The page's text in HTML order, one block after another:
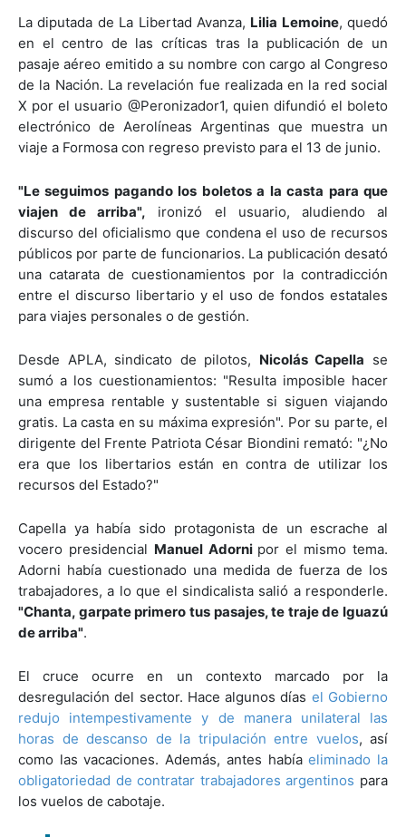
La diputada de La Libertad Avanza, Lilia Lemoine, quedó
en el centro de las críticas tras la publicación de un
pasaje aéreo emitido a su nombre con cargo al Congreso
de la Nación. La revelación fue realizada en la red social
X por el usuario @Peronizador1, quien difundió el boleto
electrónico de Aerolíneas Argentinas que muestra un
viaje a Formosa con regreso previsto para el 13 de junio.
"Le seguimos pagando los boletos a la casta para que
viajen de arriba", ironizó el usuario, aludiendo al
discurso del oficialismo que condena el uso de recursos
públicos por parte de funcionarios. La publicación desató
una catarata de cuestionamientos por la contradicción
entre el discurso libertario y el uso de fondos estatales
para viajes personales o de gestión.
Desde APLA, sindicato de pilotos, Nicolás Capella se
sumó a los cuestionamientos: "Resulta imposible hacer
una empresa rentable y sustentable si siguen viajando
gratis. La casta en su máxima expresión". Por su parte, el
dirigente del Frente Patriota César Biondini remató: "¿No
era que los libertarios están en contra de utilizar los
recursos del Estado?"
Capella ya había sido protagonista de un escrache al
vocero presidencial Manuel Adorni por el mismo tema.
Adorni había cuestionado una medida de fuerza de los
trabajadores, a lo que el sindicalista salió a responderle.
"Chanta, garpate primero tus pasajes, te traje de Iguazú
de arriba".
El cruce ocurre en un contexto marcado por la
desregulación del sector. Hace algunos días el Gobierno
redujo intempestivamente y de manera unilateral las
horas de descanso de la tripulación entre vuelos, así
como las vacaciones. Además, antes habíaeliminado la
obligatoriedad de contratar trabajadores argentinos para
los vuelos de cabotaje.